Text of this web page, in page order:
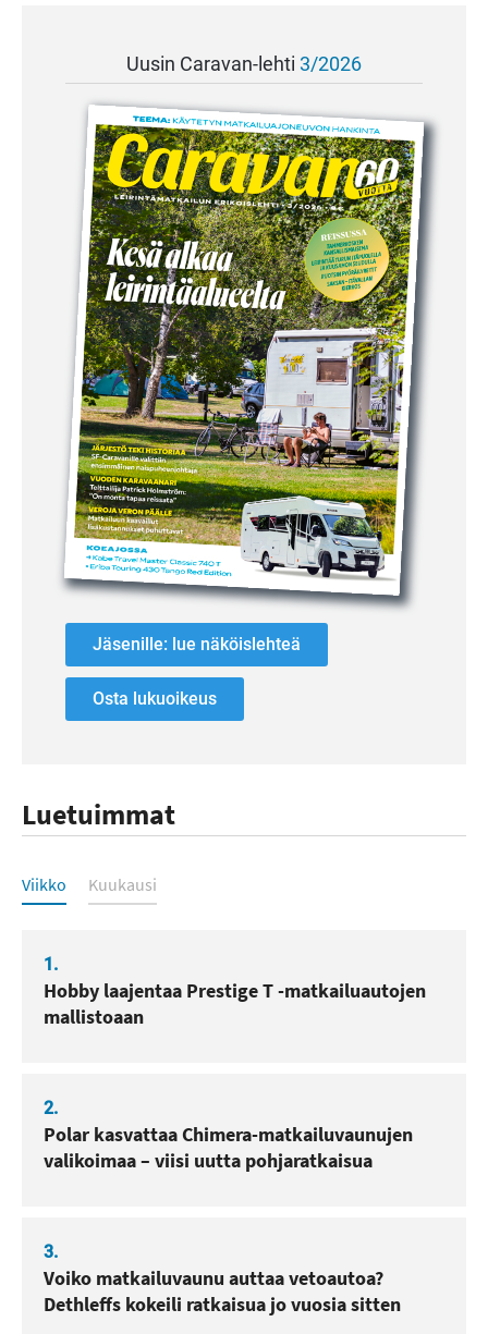
Uusin Caravan-lehti 3/2026
Jäsenille: lue näköislehteä
Osta lukuoikeus
Luetuimmat
Luetuimmat
Viikko Kuukausi
1.
Hobby laajentaa Prestige T -matkailuautojen
mallistoaan
2.
Polar kasvattaa Chimera-matkailuvaunujen
valikoimaa – viisi uutta pohjaratkaisua
3.
Voiko matkailuvaunu auttaa vetoautoa?
Dethleffs kokeili ratkaisua jo vuosia sitten